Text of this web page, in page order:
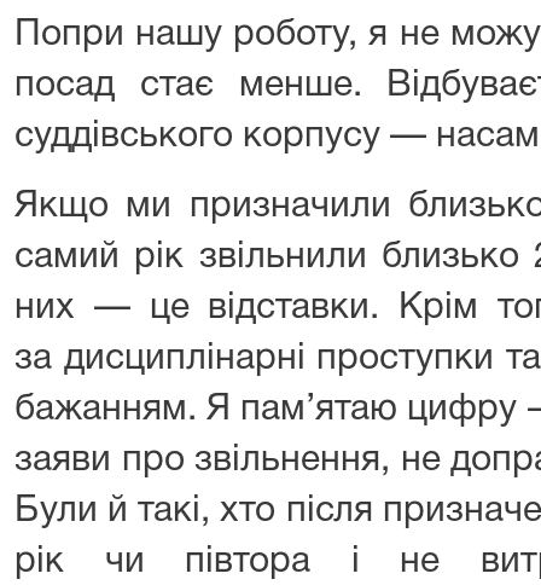
Попри нашу роботу, я не
посад стає менше.
суддівського корпусу —
Якщо ми призначили
самий рік звільнили
них — це відставки. Крім
за дисциплінарні проступки
бажанням. Я пам’ятаю цифру
заяви про звільнення, не
Були й такі, хто після
рік чи півтора і не